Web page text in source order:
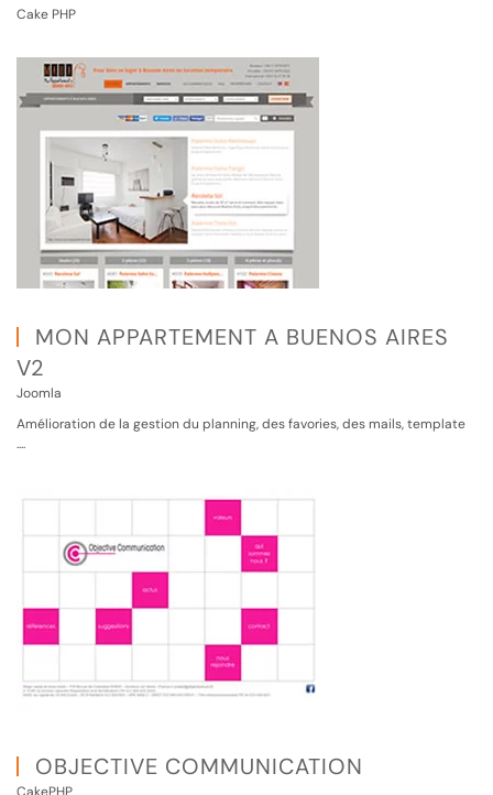
Cake PHP
MON APPARTEMENT A BUENOS AIRES
V2
Joomla
Amélioration de la gestion du planning, des favories, des mails, template
....
OBJECTIVE COMMUNICATION